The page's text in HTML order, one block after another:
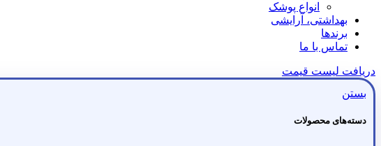
انواع پوشک
بهداشتی، آرایشی
برندها
تماس با ما
دریافت لیست قیمت
بستن
دسته‌های محصولات